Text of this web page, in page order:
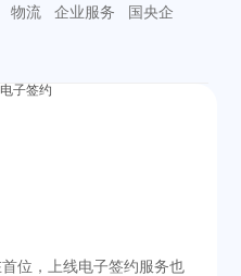
物流 企业服务 国央企
位，上线电子签约服务也